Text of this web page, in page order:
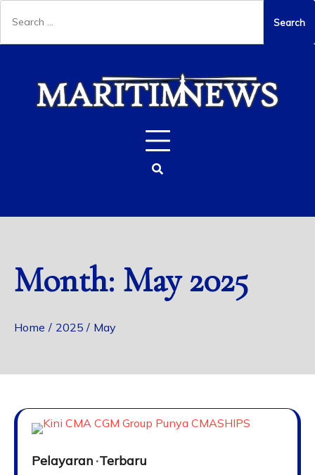
for:
content
Month: May 2025
Home 2025 May
Pelayaran Terbaru